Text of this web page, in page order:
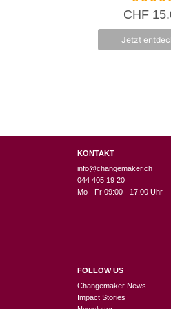
5.00
von 5
CHF
Jetzt
KONTAKT
info@changemaker.ch
044 405 19 20
Mo - Fr 09:00 - 17:00 Uhr
FOLLOW US
Changemaker News
Impact Stories